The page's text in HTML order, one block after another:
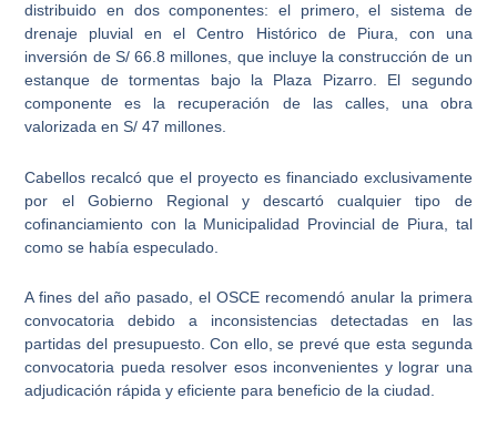
distribuido en dos componentes: el primero, el sistema de
drenaje pluvial en el Centro Histórico de Piura , con una
inversión de S/ 66.8 millones, que incluye la construcción de un
estanque de tormentas bajo la Plaza Pizarro. El segundo
componente es la recuperación de las calles, una obra
valorizada en S/ 47 millones.
Cabellos recalcó que el proyecto es financiado exclusivamente
por el Gobierno Regional y descartó cualquier tipo de
cofinanciamiento con la Municipalidad Provincial de Piura, tal
como se había especulado.
A fines del año pasado, el OSCE recomendó anular la primera
convocatoria debido a inconsistencias detectadas en las
partidas del presupuesto. Con ello, se prevé que esta segunda
convocatoria pueda resolver esos inconvenientes y lograr una
adjudicación rápida y eficiente para beneficio de la ciudad.